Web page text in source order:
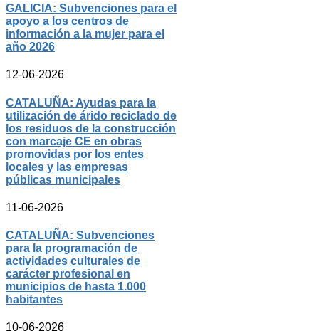
GALICIA: Subvenciones para el
apoyo a los centros de
información a la mujer para el
año 2026
12-06-2026
CATALUÑA: Ayudas para la
utilización de árido reciclado de
los residuos de la construcción
con marcaje CE en obras
promovidas por los entes
locales y las empresas
públicas municipales
11-06-2026
CATALUÑA: Subvenciones
para la programación de
actividades culturales de
carácter profesional en
municipios de hasta 1.000
habitantes
10-06-2026